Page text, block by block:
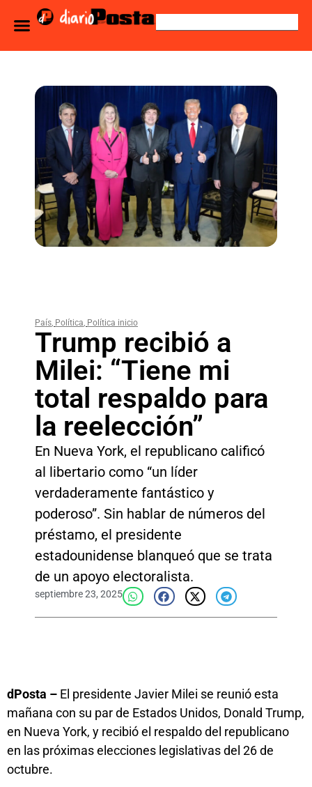
País, Política, Política inicio
Trump recibió a
Milei: “Tiene mi
total respaldo para
la reelección”
En Nueva York, el republicano calificó
al libertario como “un líder
verdaderamente fantástico y
poderoso”. Sin hablar de números del
préstamo, el presidente
estadounidense blanqueó que se trata
de un apoyo electoralista.
septiembre 23, 2025
dPosta – El presidente Javier Milei se reunió esta
mañana con su par de Estados Unidos, Donald Trump,
en Nueva York, y recibió el respaldo del republicano
en las próximas elecciones legislativas del 26 de
octubre.